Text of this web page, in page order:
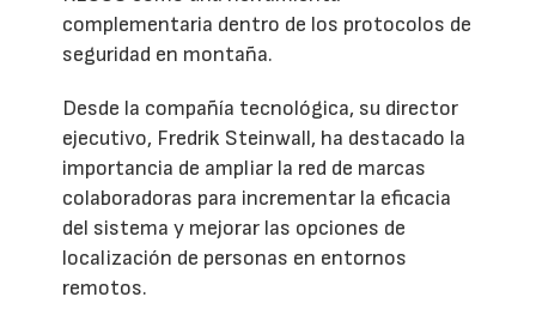
complementaria dentro de los protocolos de
seguridad en montaña.
Desde la compañía tecnológica, su director
ejecutivo, Fredrik Steinwall, ha destacado la
importancia de ampliar la red de marcas
colaboradoras para incrementar la eficacia
del sistema y mejorar las opciones de
localización de personas en entornos
remotos.